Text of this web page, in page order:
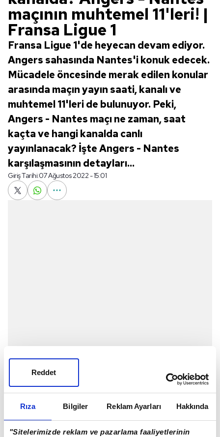
Rıza Bilgiler Reklam Ayarları Hakkında
"Sitelerimizde reklam ve pazarlama faaliyetlerinin
Reddet
maçının muhtemel 11'leri! |
Fransa Ligue 1
Fransa Ligue 1'de heyecan devam ediyor.
Angers sahasında Nantes'i konuk edecek.
Mücadele öncesinde merak edilen konular
arasında maçın yayın saati, kanalı ve
muhtemel 11'leri de bulunuyor. Peki,
Angers - Nantes maçı ne zaman, saat
kaçta ve hangi kanalda canlı
yayınlanacak? İşte Angers - Nantes
karşılaşmasının detayları...
Giriş Tarihi:07 Ağustos 2022 - 15:01
FransaLigue 1'de heyecan başladı. Karşı karşıya
gelecek Angers - Nantes için nefesler tutuldu. Maç
ile ilgili tüm detaylar merak edilmeye ve
araştırılmaya başladı. Peki, Angers - Nantes maçı ne